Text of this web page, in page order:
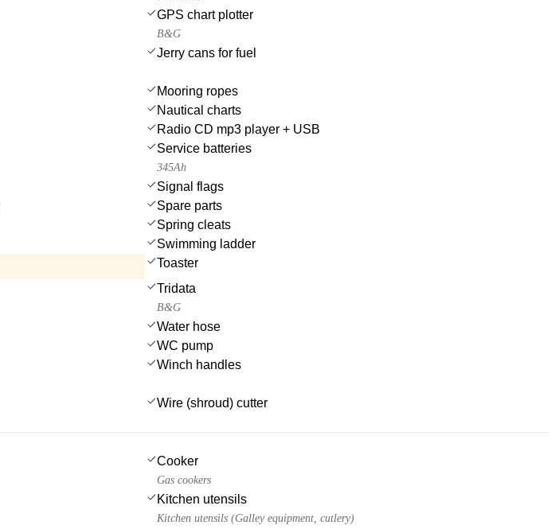
GPS chart plotter
B&G
Jerry cans for fuel
Mooring ropes
Nautical charts
Radio CD mp3 player + USB
Service batteries
345Ah
Signal flags
Spare parts
Spring cleats
Swimming ladder
Toaster
Tridata
B&G
Water hose
WC pump
Winch handles
Wire (shroud) cutter
Cooker
Gas cookers
Kitchen utensils
Kitchen utensils (Galley equipment, cutlery)